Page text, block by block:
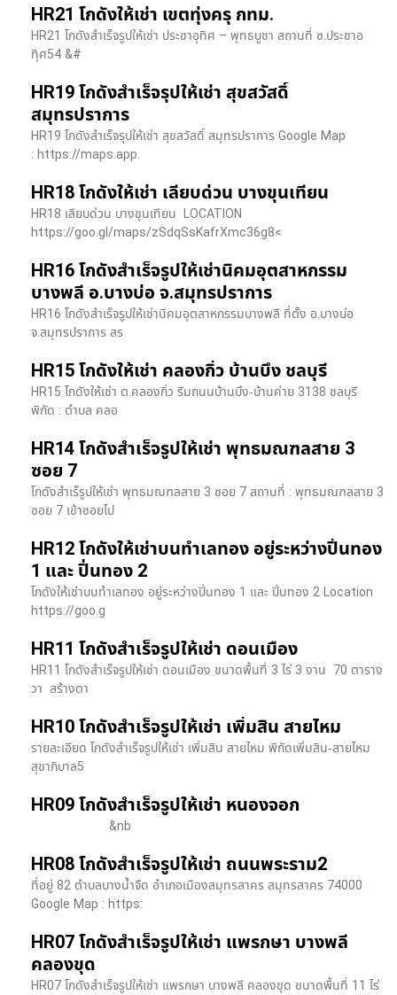
HR21 โกดังให้เช่า เขตทุ่งครุ กทม.
HR21 โกดังสำเร็จรูปให้เช่า ประชาอุทิศ – พุทธบูชา สถานที่ ซ.ประชาอ
ทุิศ54 &#
HR19 โกดังสำเร็จรุปให้เช่า สุขสวัสดิ์
สมุทรปราการ
HR19 โกดังสำเร็จรุปให้เช่า สุขสวัสดิ์ สมุทรปราการ Google Map
: https://maps.app.
HR18 โกดังให้เช่า เลียบด่วน บางขุนเทียน
HR18 เลียบด่วน​ บางขุนเทียน​ LOCATION
https://goo.gl/maps/zSdqSsKafrXmc36g8<
HR16 โกดังสำเร็จรูปให้เช่านิคมอุตสาหกรรม
บางพลี อ.บางบ่อ จ.สมุทรปราการ
HR16 โกดังสำเร็จรูปให้เช่านิคมอุตสาหกรรมบางพลี ที่ตั้ง อ.บางบ่อ
จ.สมุทรปราการ สร
HR15 โกดังให้เช่า คลองกิ่ว บ้านบึง ชลบุรี
HR15 โกดังให้เช่า ต.คลองกิ่ว ริมถนนบ้านบึง-บ้านค่าย 3138 ชลบุรี
พิกัด : ตำบล คลอ
HR14 โกดังสำเร็จรูปให้เช่า พุทธมณฑลสาย 3
ซอย 7
โกดังสำเร็รูปให้เช่า พุทธมณฑลสาย 3 ซอย 7 สถานที่ : พุทธมณฑลสาย 3
ซอย 7 เข้าซอยไป
HR12 โกดังให้เช่าบนทำเลทอง อยู่ระหว่างปิ่นทอง
1 และ ปิ่นทอง 2
โกดังให้เช่าบนทำเลทอง อยู่ระหว่างปิ่นทอง 1 และ ปิ่นทอง 2 Location
https://goo.g
HR11 โกดังสำเร็จรูปให้เช่า ดอนเมือง
HR11 โกดังสำเร็จรูปให้เช่า ดอนเมือง ขนาดพื้นที่ 3 ไร่ 3 งาน 70 ตาราง
วา สร้างตา
HR10 โกดังสำเร็จรูปให้เช่า เพิ่มสิน สายไหม
รายละเอียด โกดังสำเร็จรูปให้เช่า เพิ่มสิน สายไหม พิกัดเพิ่มสิน-สายไหม
สุขาภิบาล5
HR09 โกดังสำเร็จรูปให้เช่า หนองจอก
&nb
HR08 โกดังสำเร็จรูปให้เช่า ถนนพระราม2
ที่อยู่ 82 ตำบลบางน้ำจืด อำเภอเมืองสมุทรสาคร สมุทรสาคร 74000
Google Map : https:
HR07 โกดังสำเร็จรูปให้เช่า แพรกษา บางพลี​
คลองขุด
HR07 โกดังสำเร็จรูปให้เช่า แพรกษา บางพลี​ คลองขุด ขนาดพื้นที่ 11 ไร่